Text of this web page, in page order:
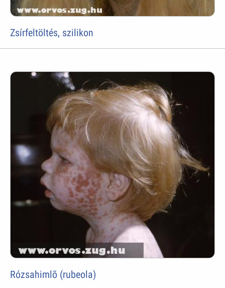
Zsírfeltöltés, szilikon
Rózsahimlõ (rubeola)